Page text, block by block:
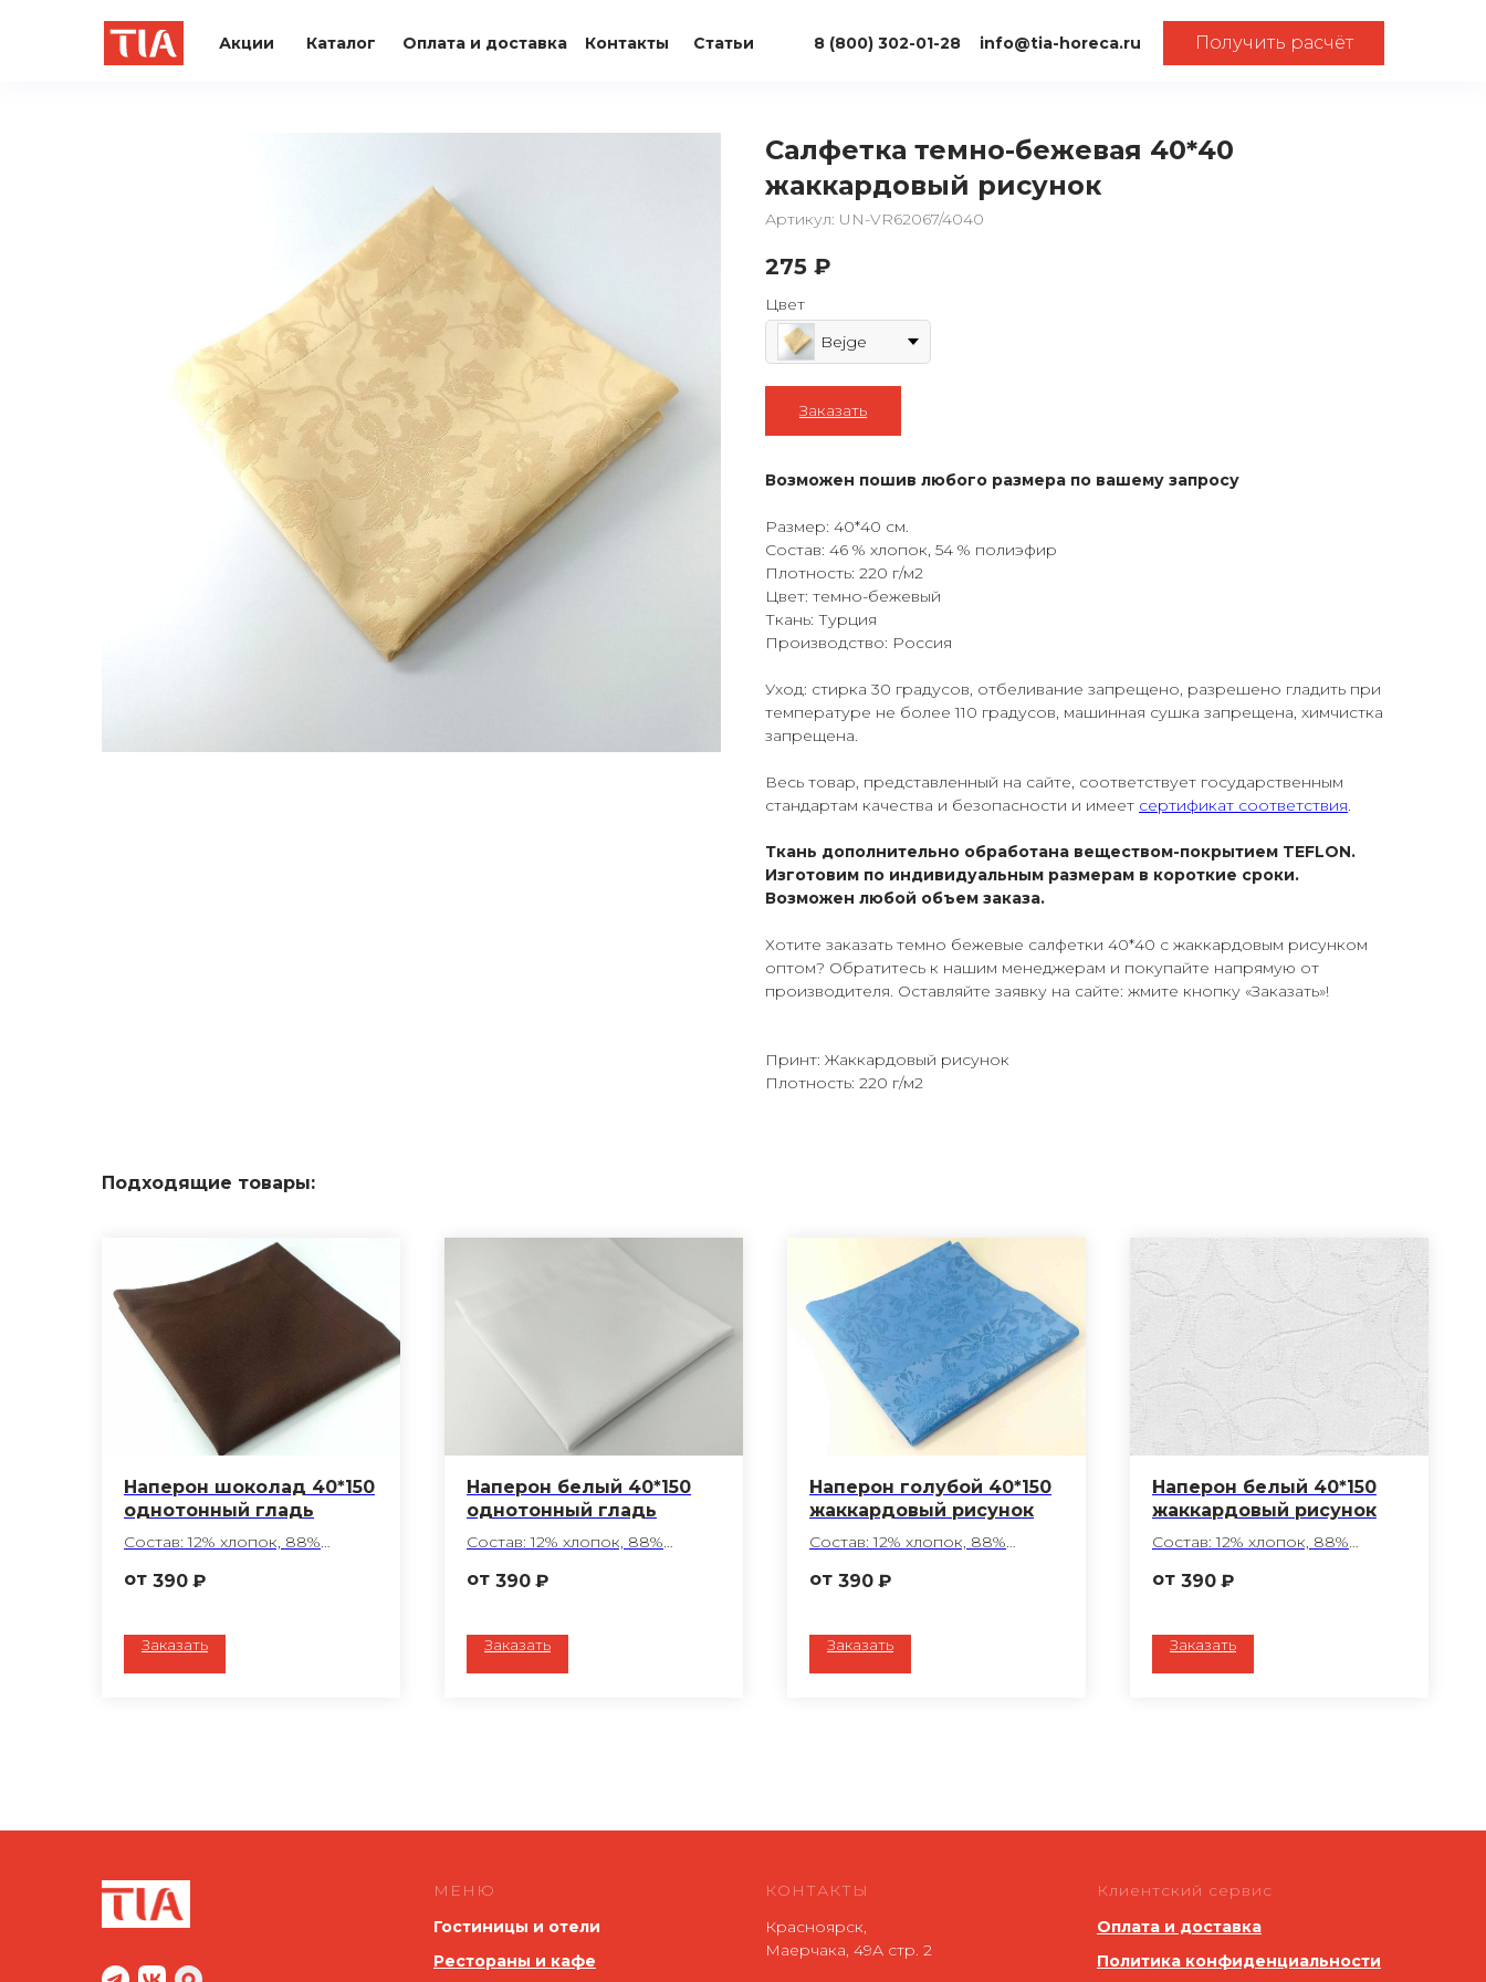
8 (800) 302-01-28
Каталог
Акции Контакты info@tia-horeca.ru Получить расчёт
Статьи
Оплата и доставка
Салфетка темно-бежевая 40*40
жаккардовый рисунок
Артикул: UN-VR62067/4040
275 ₽
Цвет
Bejge
Заказать
Возможен пошив любого размера по вашему запросу
Размер: 40*40 см.
Состав: 46 % хлопок, 54 % полиэфир
Плотность: 220 г/м2
Цвет: темно-бежевый
Ткань: Турция
Производство: Россия
Уход: стирка 30 градусов, отбеливание запрещено, разрешено гладить при
температуре не более 110 градусов, машинная сушка запрещена, химчистка
запрещена.
Весь товар, представленный на сайте, соответствует государственным
стандартам качества и безопасности и имеет сертификат соответствия.
Ткань дополнительно обработана веществом-покрытием TEFLON.
Изготовим по индивидуальным размерам в короткие сроки.
Возможен любой объем заказа.
Хотите заказать темно бежевые салфетки 40*40 с жаккардовым рисунком
оптом? Обратитесь к нашим менеджерам и покупайте напрямую от
производителя. Оставляйте заявку на сайте: жмите кнопку «Заказать»!
Принт: Жаккардовый рисунок
Плотность: 220 г/м2
Подходящие товары:
Наперон шоколад 40*150
однотонный гладь
Состав: 12% хлопок, 88%
Обработка ГОМ
Цвет: шоколад
Ткань: Беларусь
390 ₽
Заказать
Наперон белый 40*150
однотонный гладь
Состав: 12% хлопок, 88%
Обработка ГОМ
Цвет: белый
Ткань: Беларусь
390 ₽
Заказать
Наперон голубой 40*150
жаккардовый рисунок
Состав: 12% хлопок, 88%
Обработка ГОМ
Цвет: голубой
Ткань: Беларусь
390 ₽
Заказать
Наперон белый 40*150
жаккардовый рисунок
Состав: 12% хлопок, 88%
Обработка ГОМ
Цвет: белый
Ткань: Беларусь
390 ₽
Заказать
МЕНЮ
Гостиницы и отели
Рестораны и кафе
КОНТАКТЫ
Красноярск,
Маерчака, 49А стр. 2
Клиентский сервис
Оплата и доставка
Политика конфиденциальности